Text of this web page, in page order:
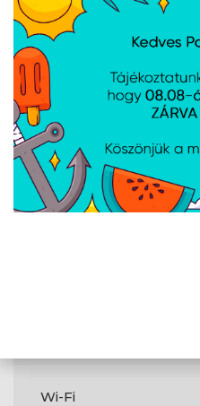
RAID-szintek
M.2 (M) rések
száma
RGB LED tűfejes
csatlakozó
Wi-Fi